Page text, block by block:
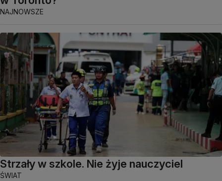
NAJNOWSZE
Strzały w szkole. Nie żyje nauczyciel
ŚWIAT